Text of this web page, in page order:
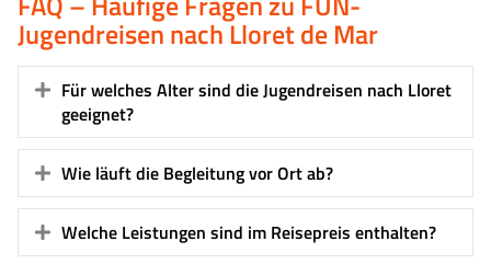
Jugendreisen nach Lloret de Mar
Expand
Für welches Alter sind die Jugendreisen nach Lloret
geeignet?
Expand
Wie läuft die Begleitung vor Ort ab?
Expand
Welche Leistungen sind im Reisepreis enthalten?